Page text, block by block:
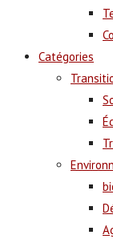
Catégories